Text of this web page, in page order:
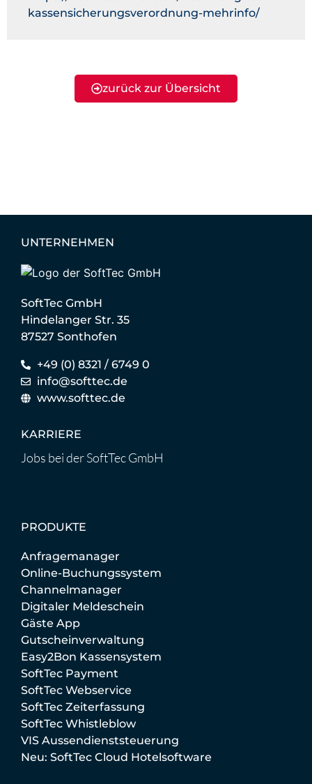
kassensicherungsverordnung-mehrinfo/
zurück zur Übersicht
UNTERNEHMEN
SoftTec GmbH
Hindelanger Str. 35
87527 Sonthofen
+49 (0) 8321 / 6749 0
info@softtec.de
www.softtec.de
KARRIERE
Jobs bei der SoftTec GmbH
PRODUKTE
Anfragemanager
Online-Buchungssystem
Channelmanager
Digitaler Meldeschein
Gäste App
Gutscheinverwaltung
Easy2Bon Kassensystem
SoftTec Payment
SoftTec Webservice
SoftTec Zeiterfassung
SoftTec Whistleblow
VIS Aussendienststeuerung
Neu: SoftTec Cloud Hotelsoftware